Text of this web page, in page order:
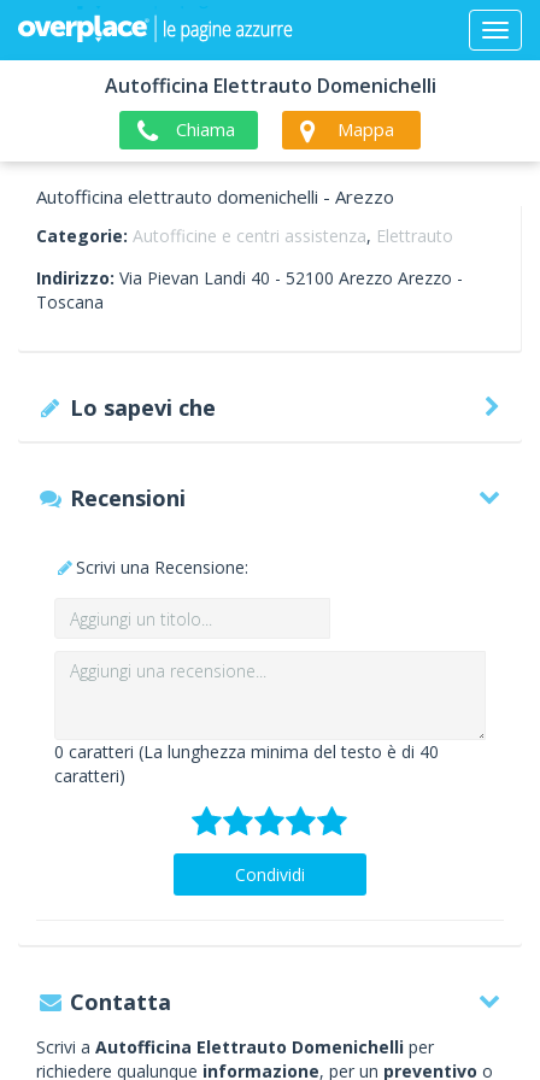
Autofficina Elettrauto Domenichelli
Chiama Mappa
Autofficina elettrauto domenichelli - Arezzo
Categorie: Autofficine e centri assistenza, Elettrauto
Indirizzo: Via Pievan Landi 40 - 52100 Arezzo Arezzo -
Toscana
Lo sapevi che
Recensioni
Scrivi una Recensione:
0 caratteri (La lunghezza minima del testo è di 40
caratteri)
Condividi
Contatta
Scrivi a Autofficina Elettrauto Domenichelli per
richiedere qualunque informazione, per un preventivo o